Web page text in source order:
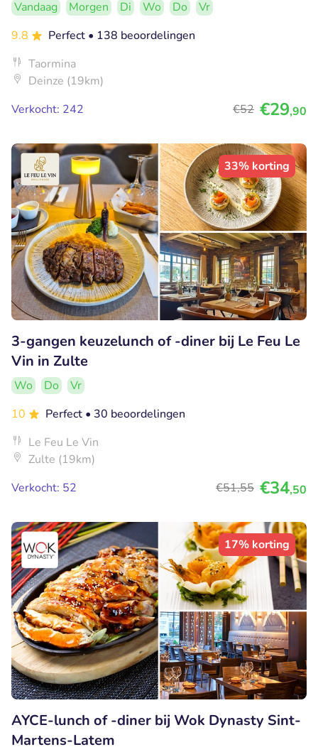
Vandaag Morgen Di Wo Do
Vr
9.8
Perfect • 138 beoordelingen
Taormina
Deinze (19km)
Verkocht: 242
€52 €29,90
33% korting
3-gangen keuzelunch of -diner bij Le Feu Le
Vin in Zulte
Wo Do
Vr
10
Perfect • 30 beoordelingen
Le Feu Le Vin
Zulte (19km)
Verkocht: 52
€51,55 €34,50
17% korting
AYCE-lunch of -diner bij Wok Dynasty Sint-
Martens-Latem